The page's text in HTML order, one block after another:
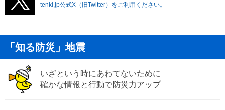
tenki.jp公式X（旧Twitter）をご利用ください。
「知る防災」地震
いざという時にあわてないために
確かな情報と行動で防災力アップ